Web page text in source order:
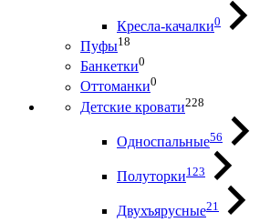
Кресла-качалки0
Пуфы18
Банкетки0
Оттоманки0
Детские кровати228
Односпальные56
Полуторки123
Двухъярусные21